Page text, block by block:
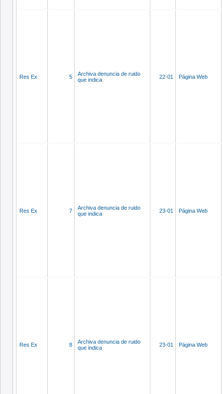
Res Ex 5
Archiva denuncia de ruido
que indica
22-01 Página Web
Res Ex 7
Archiva denuncia de ruido
que indica
23-01 Página Web
Res Ex 8
Archiva denuncia de ruido
que indica
23-01 Página Web